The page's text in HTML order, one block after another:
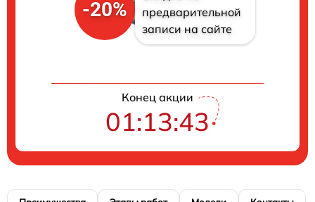
-20%
предварительной
записи на сайте
Конец акции
01:13:42